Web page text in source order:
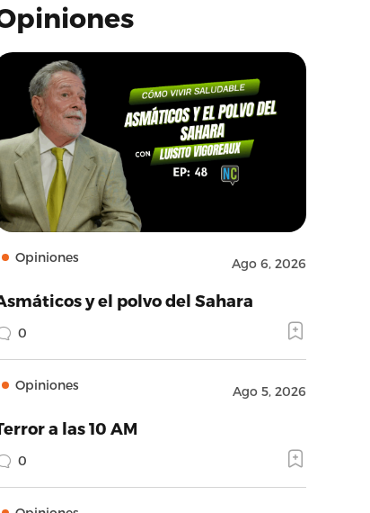
Opiniones Ago 6, 2026
y el polvo del Sahara
0
Opiniones Ago 5, 2026
a las 10 AM
0